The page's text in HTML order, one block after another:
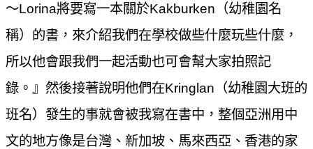
～Lorina將要寫一本關於Kakburken （幼稚園名
稱）的書，來介紹我們在學校做些什麼玩些什麼，
所以他會跟我們一起活動也可會幫大家拍照記
錄。』然後接著說明他們在Kringlan （幼稚園大班的
班名）發生的事就會被我寫在書中，整個亞洲用中
文的地方像是台灣、新加坡、馬來西亞、香港的家